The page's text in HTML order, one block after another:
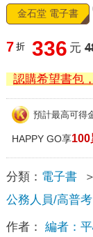
金石堂 電子書
7 折 336 元
認購希望書包
預計最高可得
HAPPY GO享100
分類： 電子書 ＞
公務人員/高普考
作者： 編者：